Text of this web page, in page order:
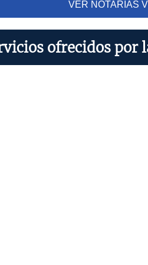
VER NOTARIAS
ofrecidos por